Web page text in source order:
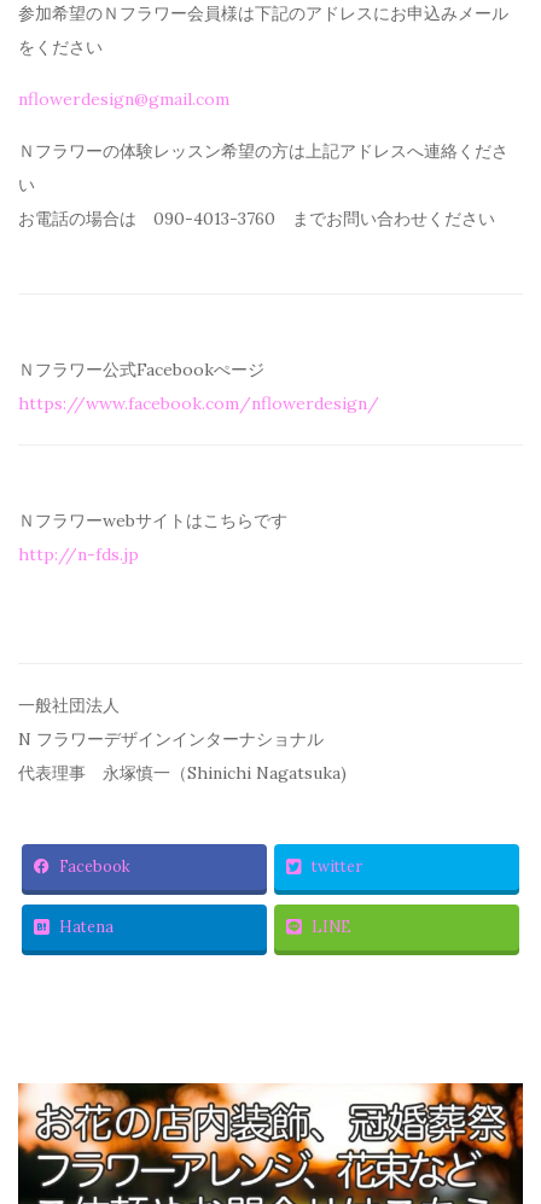
参加希望のＮフラワー会員様は下記のアドレスにお申込みメール
を ください
nflowerdesign@gmail.com
Ｎフラワーの体験レッスン希望の方は上記アドレスへ連絡くださ
い
お電話の場合は 090-4013-3760 までお問い合わせください
Ｎフラワー公式Facebookぺージ
https://www.facebook.com/nflowerdesign/
Ｎフラワーwebサイトはこちらです
http://n-fds.jp
一般社団法人
N フラワーデザインインターナショナル
代表理事 永塚慎一（Shinichi Nagatsuka)
Facebook twitter
Hatena LINE